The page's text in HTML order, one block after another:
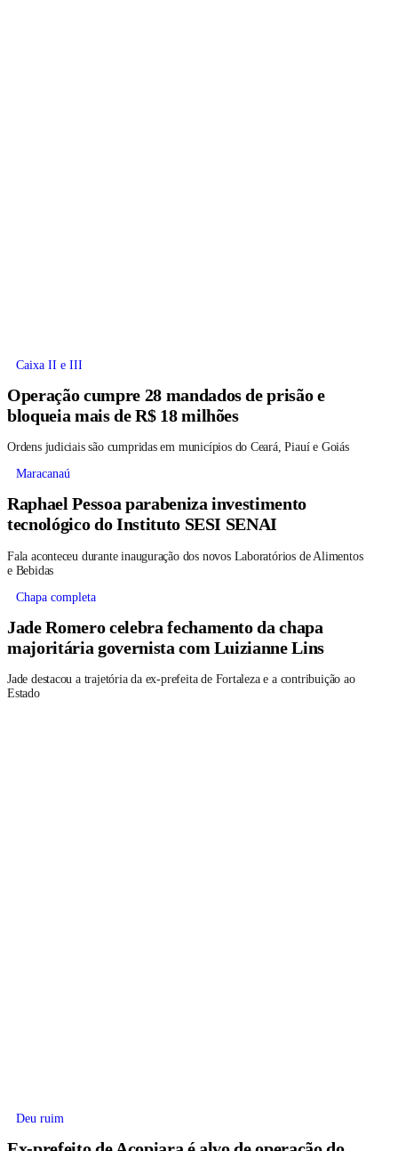
Caixa II e III
Operação cumpre 28 mandados de prisão e
bloqueia mais de R$ 18 milhões
Ordens judiciais são cumpridas em municípios do Ceará, Piauí e Goiás
Maracanaú
Raphael Pessoa parabeniza investimento
tecnológico do Instituto SESI SENAI
Fala aconteceu durante inauguração dos novos Laboratórios de Alimentos
e Bebidas
Chapa completa
Jade Romero celebra fechamento da chapa
majoritária governista com Luizianne Lins
Jade destacou a trajetória da ex-prefeita de Fortaleza e a contribuição ao
Estado
Deu ruim